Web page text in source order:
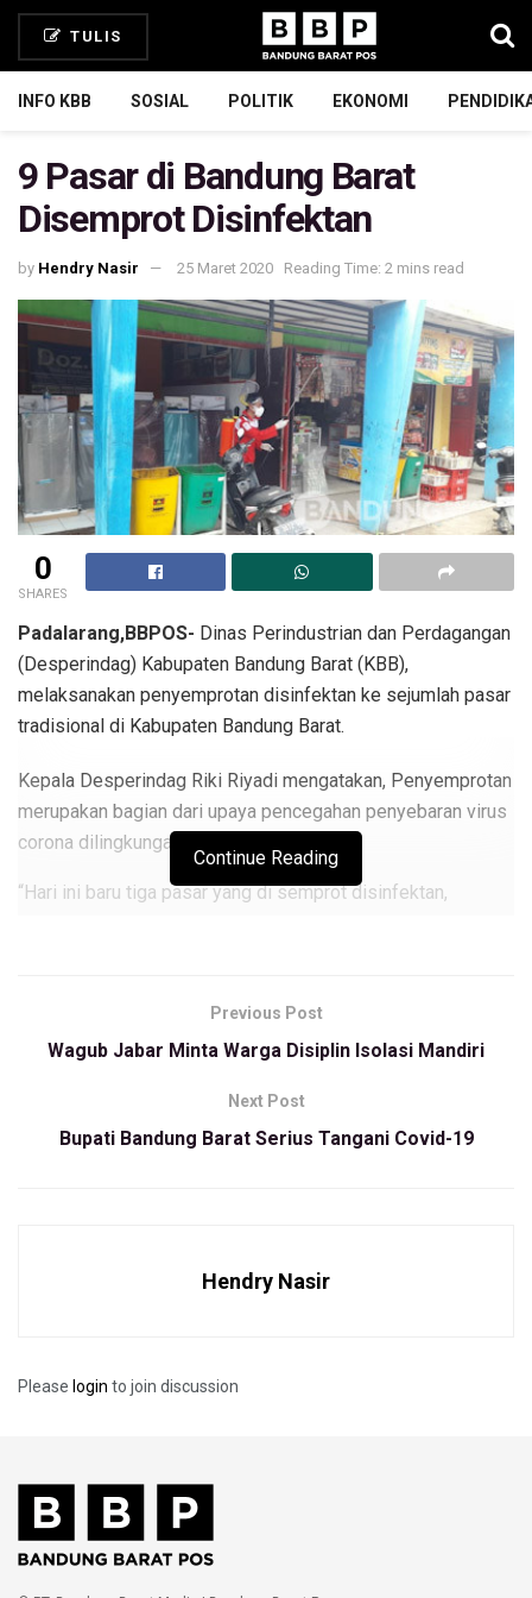
TULIS
INFO KBB SOSIAL POLITIK EKONOMI
9 Pasar di Bandung Barat
Disemprot Disinfektan
by Hendry Nasir 25 Maret 2020 Reading Time: 2 mins read
0
SHARES
Padalarang,BBPOS- Dinas Perindustrian dan Perdagangan
(Desperindag) Kabupaten Bandung Barat (KBB),
melaksanakan penyemprotan disinfektan ke sejumlah pasar
tradisional di Kabupaten Bandung Barat.
Kepala Desperindag Riki Riyadi mengatakan, Penyemprotan
merupakan bagian dari upaya pencegahan penyebaran virus
corona dilingkungan pasar.
“Hari ini baru tiga pasar yang di semprot disinfektan,
Masih kata Riki,pasar sebagai tempat berkumpulnya banyak
pihaknya proaktif mencegah penyebaran dengan memutus
“Kami menghimbau kepada pedagang untuk memakai
masker demi keamanan diri dan tak lupa menyiapakn
sanitezer dan mencuci tangan pake sabun,” katanya
Continue Reading
Previous Post
Wagub Jabar Minta Warga Disiplin Isolasi Mandiri
Next Post
Bupati Bandung Barat Serius Tangani Covid-19
Hendry Nasir
Please login to join discussion